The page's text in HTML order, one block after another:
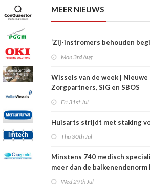
MEER NIEUWS
‘Zij-instromers behouden
Mon 3rd Aug
Wissels van de week |
Zorgpartners, SIG en SBOS
Fri 31st Jul
Huisarts strijdt met staking
Thu 30th Jul
Minstens 740 medisch
meer dan de balkenendenorm
Wed 29th Jul